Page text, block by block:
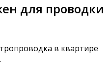
для проводки
в квартире